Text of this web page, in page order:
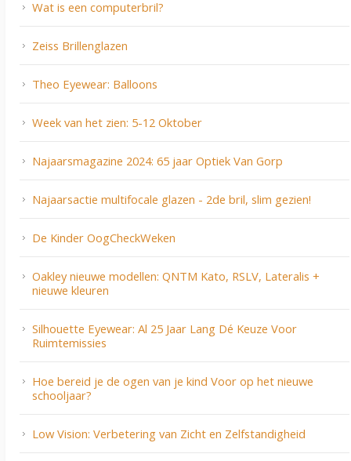
Wat is een computerbril?
Zeiss Brillenglazen
Theo Eyewear: Balloons
Week van het zien: 5-12 Oktober
Najaarsmagazine 2024: 65 jaar Optiek Van Gorp
Najaarsactie multifocale glazen - 2de bril, slim gezien!
De Kinder OogCheckWeken
Oakley nieuwe modellen: QNTM Kato, RSLV, Lateralis +
nieuwe kleuren
Silhouette Eyewear: Al 25 Jaar Lang Dé Keuze Voor
Ruimtemissies
Hoe bereid je de ogen van je kind Voor op het nieuwe
schooljaar?
Low Vision: Verbetering van Zicht en Zelfstandigheid